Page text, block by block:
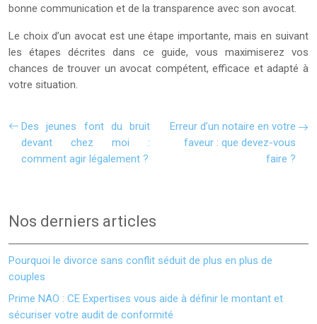
bonne communication et de la transparence avec son avocat.
Le choix d’un avocat est une étape importante, mais en suivant
les étapes décrites dans ce guide, vous maximiserez vos
chances de trouver un avocat compétent, efficace et adapté à
votre situation.
Des jeunes font du bruit
devant chez moi :
comment agir légalement ?
Erreur d’un notaire en votre
faveur : que devez-vous
faire ?
Nos derniers articles
Pourquoi le divorce sans conflit séduit de plus en plus de
couples
Prime NAO : CE Expertises vous aide à définir le montant et
sécuriser votre audit de conformité